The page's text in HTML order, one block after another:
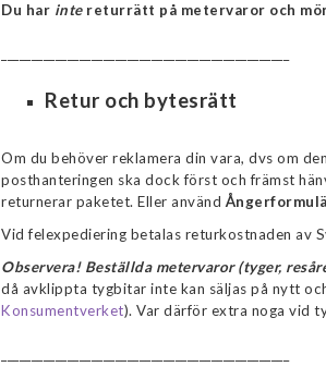
Du har inte returrätt på metervaror och
Retur och bytesrätt
Om du behöver reklamera din vara, dvs om
posthanteringen ska dock först och främst
returnerar paketet. Eller använd
Vid felexpediering betalas returkostnaden av
Observera! Beställda metervaror (tyger,
då avklippta tygbitar inte kan säljas på nytt
Konsumentverket). Var därför extra noga vid